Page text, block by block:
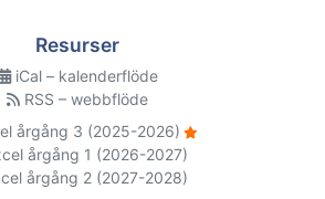
Resurser
iCal – kalenderflöde
RSS – webbflöde
årgång 3 (2025-2026)
årgång 1 (2026-2027)
årgång 2 (2027-2028)